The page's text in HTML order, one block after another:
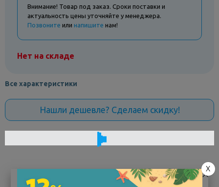
Внимание! Товар под заказ. Сроки поставки и
актуальность цены уточняйте у менеджера.
Позвоните или напишите нам!
Нет на складе
Все характеристики
Нашли дешевле? Сделаем скидку!
Характеристики
X